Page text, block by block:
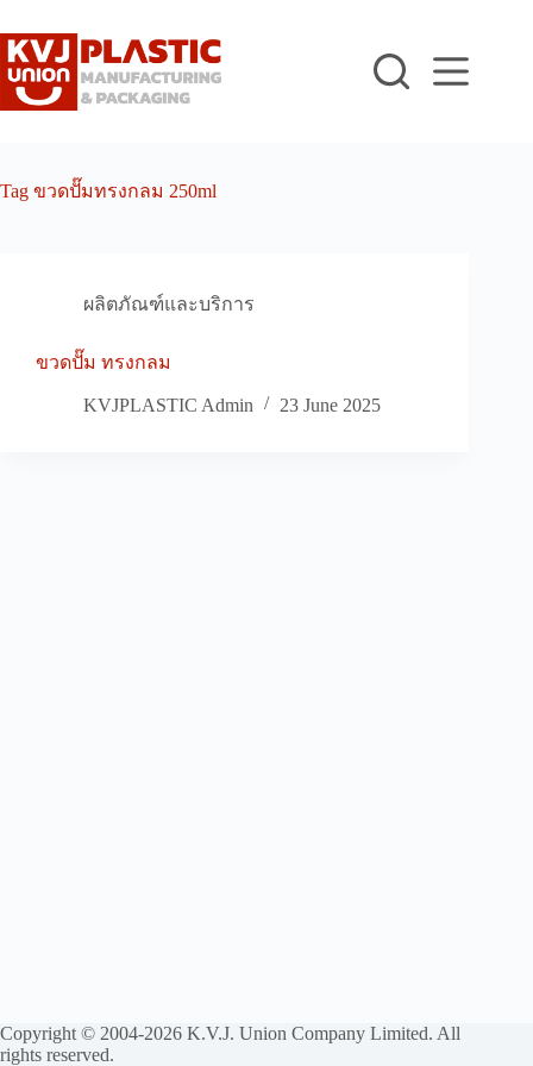
to
content
Tag ขวดปั๊มทรงกลม 250ml
ผลิตภัณฑ์และบริการ
ขวดปั๊ม ทรงกลม
KVJPLASTIC Admin 23 June 2025
Copyright © 2004-2026 K.V.J. Union Company Limited. All
rights reserved.